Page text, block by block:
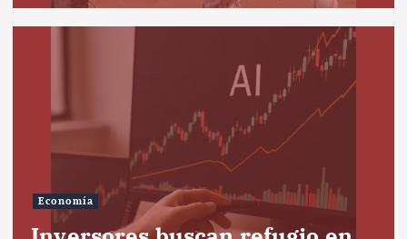
Economía